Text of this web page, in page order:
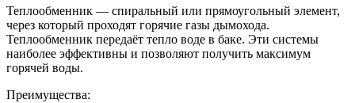
Теплообменник — спиральный или прямоугольный элемент,
через который проходят горячие газы дымохода.
Теплообменник передаёт тепло воде в баке. Эти системы
наиболее эффективны и позволяют получить максимум
горячей воды.
Преимущества: